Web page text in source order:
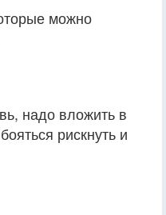
можно
надо вложить в
рискнуть и